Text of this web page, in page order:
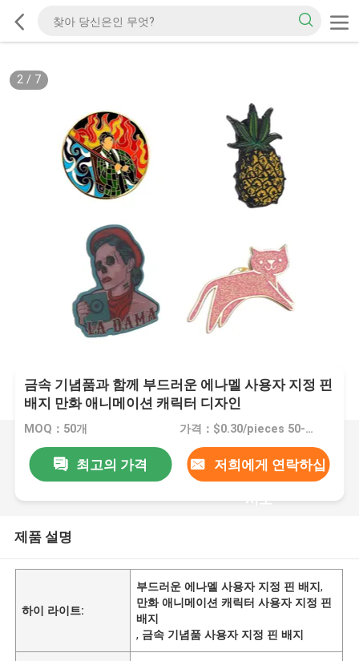
2/ 7
금속 기념품과 함께 부드러운 에나멜 사용자 지정 핀
배지 만화 애니메이션 캐릭터 디자인
MOQ：50개 가격：$0.30/pieces 50-99 pieces
최고의 가격 저희에게 연락하십
시오
제품 설명
하이 라이트:
부드러운 에나멜 사용자 지정 핀 배지,
만화 애니메이션 캐릭터 사용자 지정 핀
배지
, 금속 기념품 사용자 지정 핀 배지